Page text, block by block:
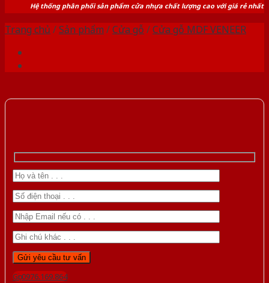
Hệ thống phân phối sản phẩm cửa nhựa chất lượng cao với giá rẻ nhất
Trang chủ /Sản phẩm /Cửa gỗ /Cửa gỗ MDF VENEER
Gọi 0976.169.864